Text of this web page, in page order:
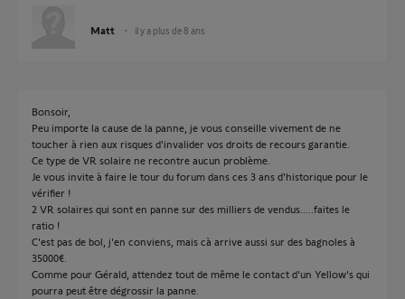
Matt il y a plus de 8 ans
Bonsoir,
Peu importe la cause de la panne, je vous conseille vivement de ne
toucher à rien aux risques d'invalider vos droits de recours garantie.
Ce type de VR solaire ne recontre aucun problème.
Je vous invite à faire le tour du forum dans ces 3 ans d'historique pour le
vérifier !
2 VR solaires qui sont en panne sur des milliers de vendus.....faites le
ratio !
C'est pas de bol, j'en conviens, mais cà arrive aussi sur des bagnoles à
35000€.
Comme pour Gérald, attendez tout de même le contact d'un Yellow's qui
pourra peut être dégrossir la panne.